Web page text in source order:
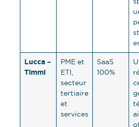
Lucca –
Timmi
PME et
ETI,
secteur
tertiaire
et
services
SaaS
100%